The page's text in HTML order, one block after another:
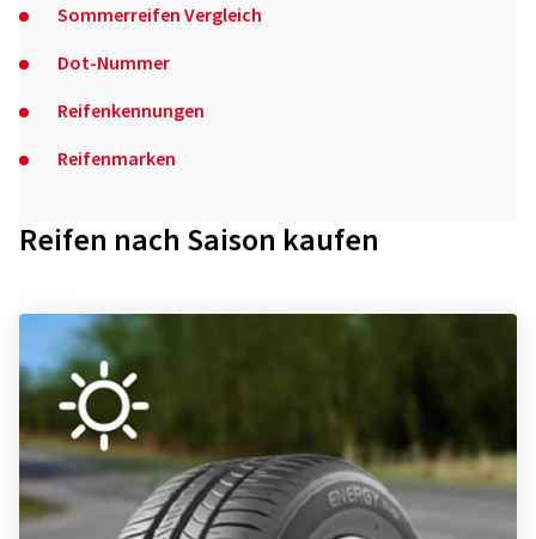
Sommerreifen Vergleich
Dot-Nummer
Reifenkennungen
Reifenmarken
Reifen nach Saison kaufen